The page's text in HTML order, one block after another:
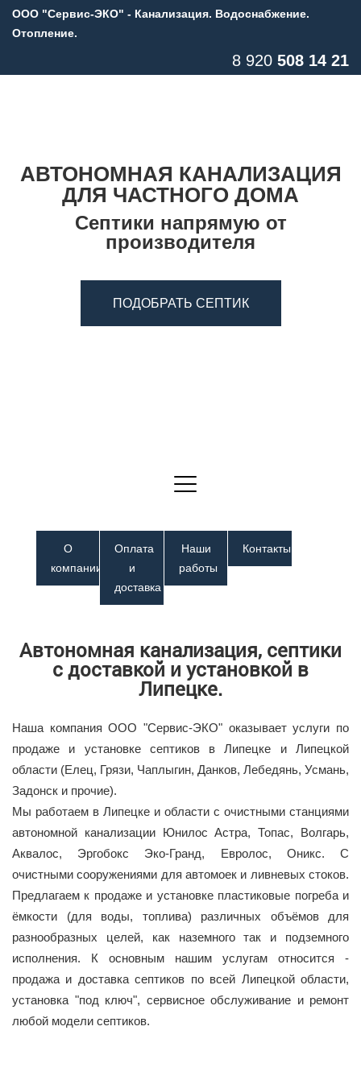
ООО "Сервис-ЭКО" - Канализация. Водоснабжение.
Отопление.
8 920 508 14 21
АВТОНОМНАЯ КАНАЛИЗАЦИЯ
ДЛЯ ЧАСТНОГО ДОМА
Септики напрямую от
производителя
ПОДОБРАТЬ СЕПТИК
О
компании
Оплата
и
доставка
Наши
работы
Контакты
Автономная канализация, септики
с доставкой и установкой в
Липецке.
Наша компания ООО "Сервис-ЭКО" оказывает услуги по
продаже и установке септиков в Липецке и Липецкой
области (Елец, Грязи, Чаплыгин, Данков, Лебедянь, Усмань,
Задонск и прочие).
Мы работаем в Липецке и области с очистными станциями
автономной канализации Юнилос Астра, Топас, Волгарь,
Аквалос, Эргобокс Эко-Гранд, Евролос, Оникс. С
очистными сооружениями для автомоек и ливневых стоков.
Предлагаем к продаже и установке пластиковые погреба и
ёмкости (для воды, топлива) различных объёмов для
разнообразных целей, как наземного так и подземного
исполнения. К основным нашим услугам относится -
продажа и доставка септиков по всей Липецкой области,
установка "под ключ", сервисное обслуживание и ремонт
любой модели септиков.